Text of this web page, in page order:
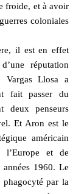
froide, et à avoir
coloniales
il est en effet
réputation
Vargas Llosa a
fait passer du
deux penseurs
Et Aron est le
américain
l’Europe et de
1960. Le
par la